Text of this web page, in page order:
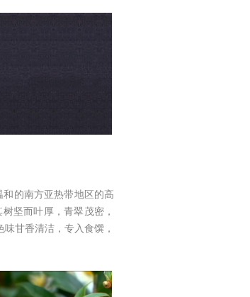
的南方亚热带地区的高
坚而叶厚，青翠茂密，
甘香清洁，专入食馔，